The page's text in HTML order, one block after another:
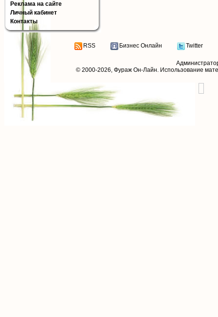
Реклама на сайте
Личный кабинет
Контакты
RSS Бизнес Онлайн Twitter
© 2000-2026, Фураж Он-Лайн. Использование